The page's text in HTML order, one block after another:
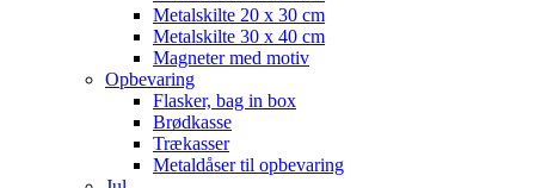
Metalskilte 20 x 30 cm
Metalskilte 30 x 40 cm
Magneter med motiv
Opbevaring
Flasker, bag in box
Brødkasse
Trækasser
Metaldåser til opbevaring